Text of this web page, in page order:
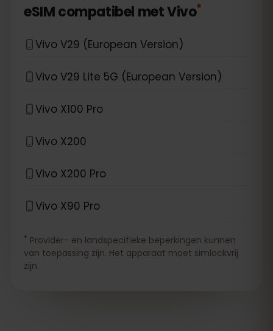
eSIM compatibel metVivo*
Vivo V29 (European Version)
Vivo V29 Lite 5G (European Version)
Vivo X100 Pro
Vivo X200
Vivo X200 Pro
Vivo X90 Pro
* Provider- en landspecifieke beperkingen kunnen
van toepassing zijn. Het apparaat moet simlockvrij
zijn.